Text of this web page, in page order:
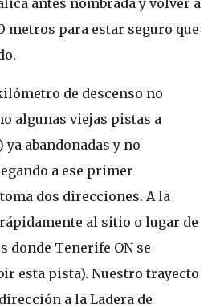
metros para estar seguro que
de descenso no
algunas viejas pistas a
ya abandonadas y no
a ese primer
dos direcciones. A la
al sitio o lugar de
donde Tenerife ON se
esta pista). Nuestro trayecto
a la Ladera de